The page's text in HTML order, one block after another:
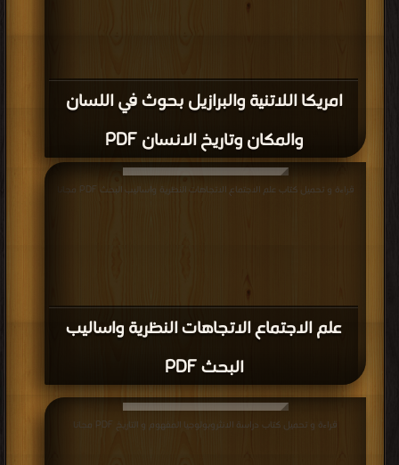
امريكا اللاتنية والبرازيل بحوث في اللسان
والمكان وتاريخ الانسان PDF
علم الاجتماع الاتجاهات النظرية واساليب
البحث PDF
قراءة و تحميل كتاب علم الاجتماع الاتجاهات النظرية واساليب البحث PDF مجانا
قراءة و تحميل كتاب دراسة الانثروبولوجيا المفهوم و التاريخ PDF مجانا